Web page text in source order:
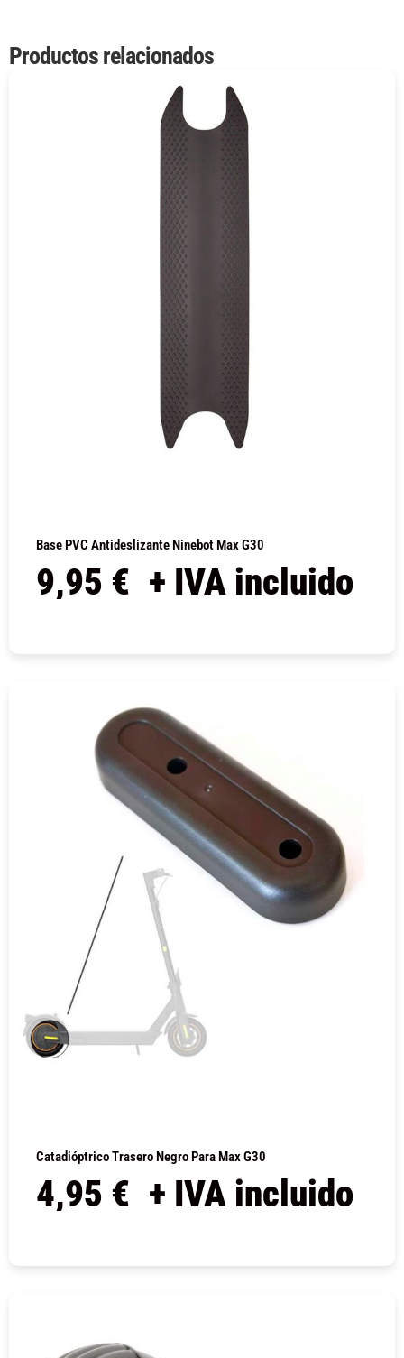
Productos relacionados
Base PVC Antideslizante Ninebot Max G30
9,95 € + IVA incluido
Catadióptrico Trasero Negro Para Max G30
4,95 € + IVA incluido